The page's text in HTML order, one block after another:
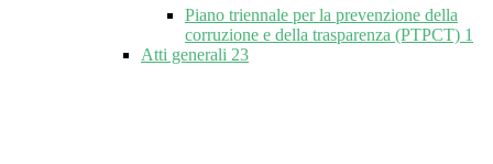
Piano triennale per la prevenzione della
corruzione e della trasparenza (PTPCT) 1
Atti generali 23